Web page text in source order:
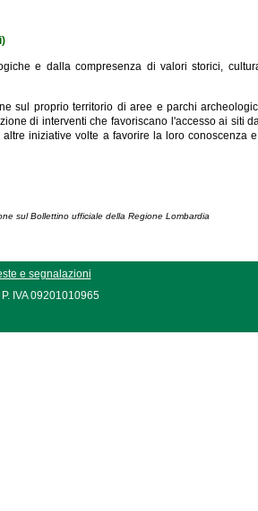
e dalla compresenza di valori storici,
sul proprio territorio di aree e parchi
di interventi che favoriscano l'accesso ai siti
iniziative volte a favorire la loro conoscenza
sul Bollettino ufficiale della Regione Lombardia
e segnalazioni
IVA 09201010965